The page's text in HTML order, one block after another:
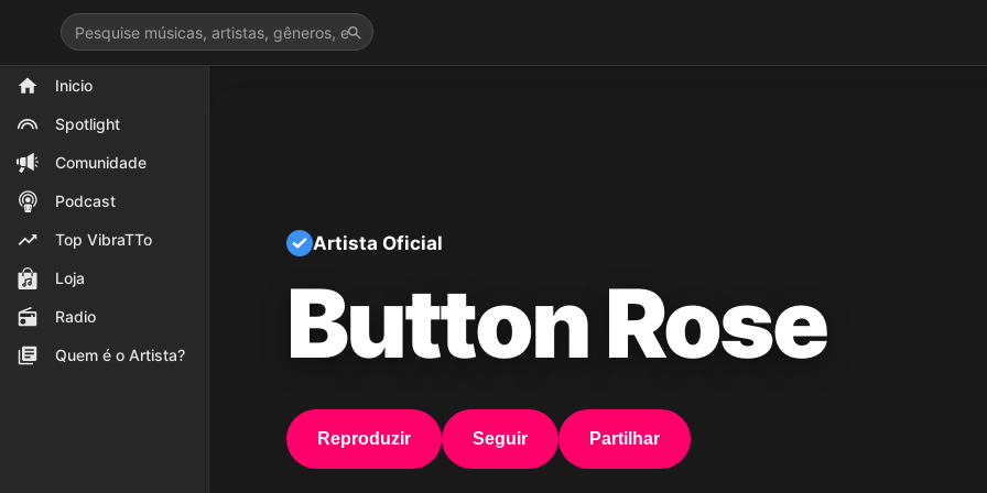
Inicio
Spotlight
Comunidade
Podcast
Top VibraTTo
Loja
Radio
Quem é o Artista?
Artista Oficial
Button Rose
Reproduzir Seguir Partilhar